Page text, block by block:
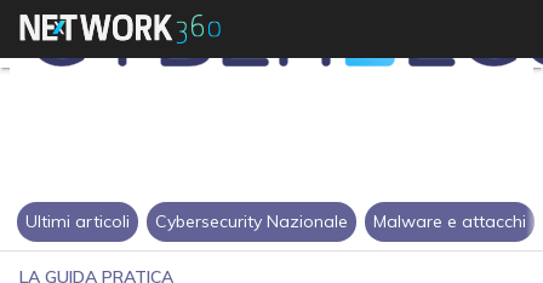
Ultimi articoli Cybersecurity Nazionale Malware e attacchi
LA GUIDA PRATICA